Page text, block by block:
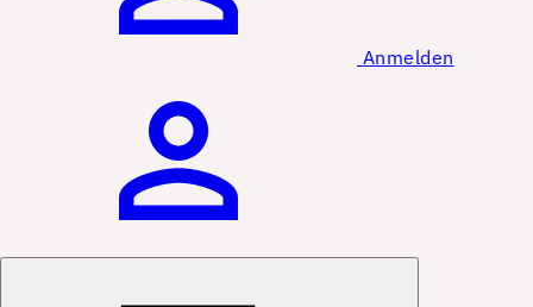
Anmelden